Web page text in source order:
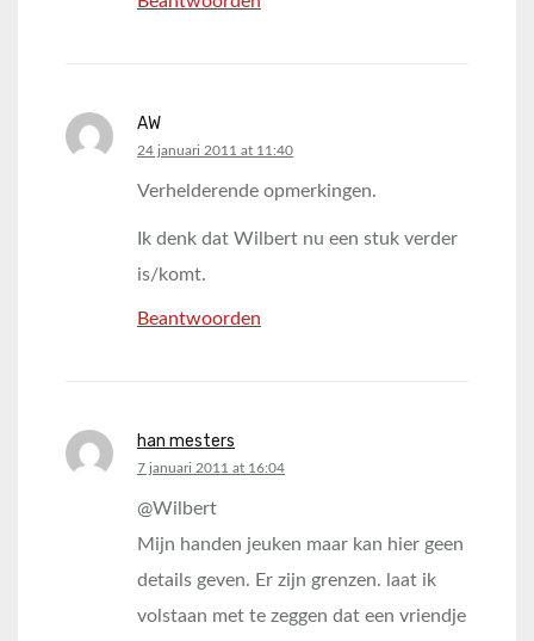
AW
says:
24 januari 2011 at 11:40
Verhelderende opmerkingen.
Ik denk dat Wilbert nu een stuk verder
is/komt.
Beantwoorden
han mesters
says:
7 januari 2011 at 16:04
@Wilbert
Mijn handen jeuken maar kan hier geen
details geven. Er zijn grenzen. laat ik
volstaan met te zeggen dat een vriendje